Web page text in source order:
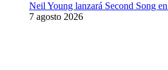
Neil Young lanzará Second Song
7 agosto 2026